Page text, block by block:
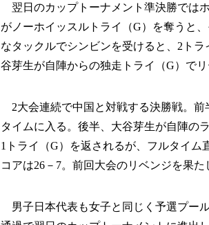
翌日のカップトーナメント準決勝では
がノーホイッスルトライ（G）を奪うと
なタックルでシンビンを受けると、2ト
谷芽生が自陣からの独走トライ（G）で
2大会連続で中国と対戦する決勝戦。前
タイムに入る。後半、大谷芽生が自陣の
1トライ（G）を返されるが、フルタイ
コアは26－7。前回大会のリベンジを果
男子日本代表も女子と同じく予選プー